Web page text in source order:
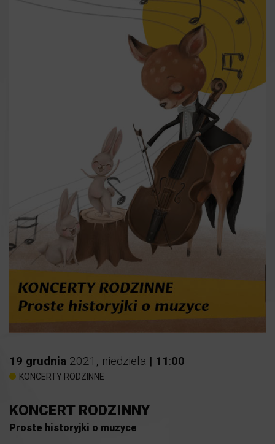
19 grudnia 2021 , niedziela | 11:00
KONCERTY RODZINNE
KONCERT RODZINNY
Proste historyjki o muzyce